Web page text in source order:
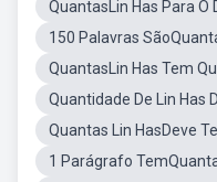
QuantasLin Has Para O
150 Palavras
QuantasLin Has Tem
Quantidade De Lin Has
Quantas Lin HasDeve
1 Parágrafo